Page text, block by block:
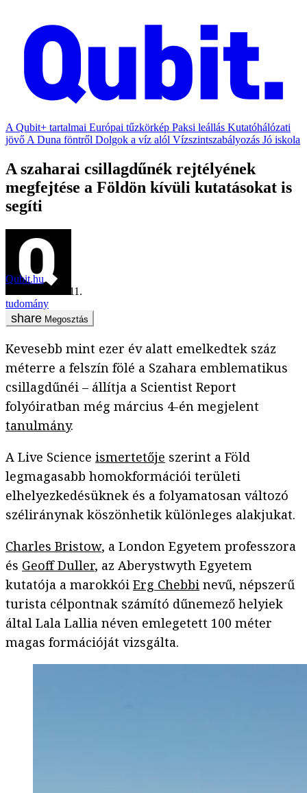
A Qubit+ tartalmai Európai tűzkörkép Paksi leállás Kutatóhálózati
jövő A Duna föntről Dolgok a víz alól Vízszintszabályozás Jó iskola
A szaharai csillagdűnék rejtélyének
megfejtése a Földön kívüli kutatásokat is
segíti
Qubit.hu
2024. március 11.
tudomány
Megosztás
Kevesebb mint ezer év alatt emelkedtek száz
méterre a felszín fölé a Szahara emblematikus
csillagdűnéi – állítja a Scientist Report
folyóiratban még március 4-én megjelent
tanulmány.
A Live Science ismertetője szerint a Föld
legmagasabb homokformációi területi
elhelyezkedésüknek és a folyamatosan változó
széliránynak köszönhetik különleges alakjukat.
Charles Bristow, a London Egyetem professzora
és Geoff Duller, az Aberystwyth Egyetem
kutatója a marokkói Erg Chebbi nevű, népszerű
turista célpontnak számító dűnemező helyiek
által Lala Lallia néven emlegetett 100 méter
magas formációját vizsgálta.